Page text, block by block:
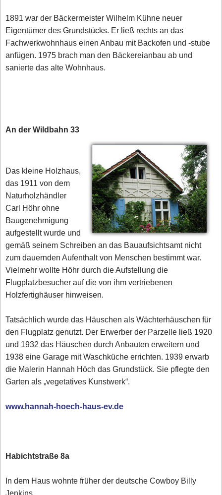
1891 war der Bäckermeister Wilhelm Kühne neuer
Eigentümer des Grundstücks. Er ließ rechts an das
Fachwerkwohnhaus einen Anbau mit Backofen und -stube
anfügen. 1975 brach man den Bäckereianbau ab und
sanierte das alte Wohnhaus.
An der Wildbahn 33
Das kleine Holzhaus,
das 1911 von dem
Naturholzhändler
Carl Höhr ohne
Baugenehmigung
aufgestellt wurde und
gemäß seinem Schreiben an das Bauaufsichtsamt nicht
zum dauernden Aufenthalt von Menschen bestimmt war.
Vielmehr wollte Höhr durch die Aufstellung die
Flugplatzbesucher auf die von ihm vertriebenen
Holzfertighäuser hinweisen.
Tatsächlich wurde das Häuschen als Wächterhäuschen für
den Flugplatz genutzt. Der Erwerber der Parzelle ließ 1920
und 1932 das Häuschen durch Anbauten erweitern und
1938 eine Garage mit Waschküche errichten. 1939 erwarb
die Malerin Hannah Höch das Grundstück. Sie pflegte den
Garten als „vegetatives Kunstwerk“.
www.hannah-hoech-haus-ev.de
Habichtstraße 8a
In dem Haus wohnte früher der deutsche Cowboy Billy